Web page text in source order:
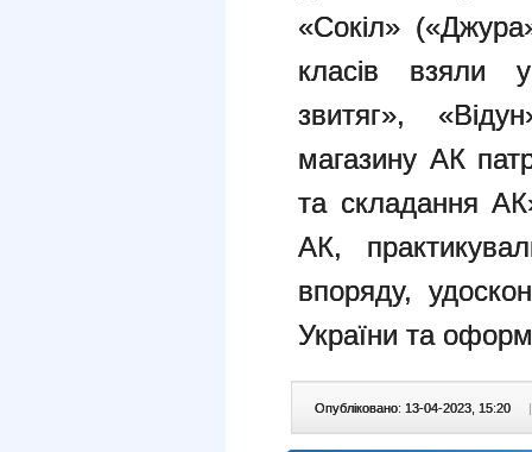
«Сокіл»
класів взяли
звитяг»,
магазину АК
та складання
АК,
впоряду,
України та
Опубліковано: 13-04-2023, 15:20 |